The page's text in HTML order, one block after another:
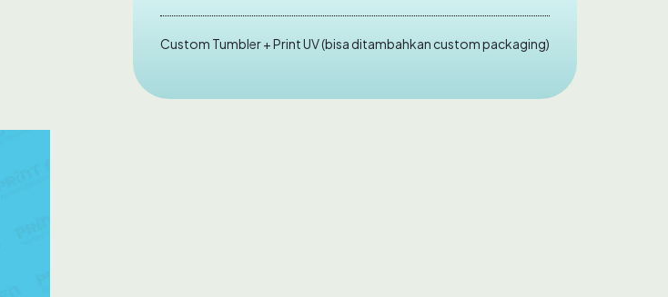
Custom Tumbler + Print UV (bisa ditambahkan custom packaging)